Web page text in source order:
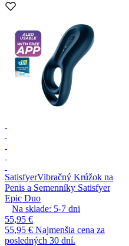
SatisfyerVibračný Krúžok na
Penis a Semenníky Satisfyer
Epic Duo
Na sklade: 5-7 dni
55,95 €
55,95 € Najmenšia cena za
posledných 30 dní.